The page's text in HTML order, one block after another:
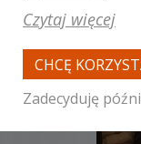
Czytaj więcej
CHCĘ
Zadecyduję